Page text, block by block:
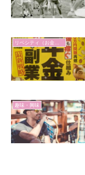
リベシティ（お金の勉強）
趣味・興味